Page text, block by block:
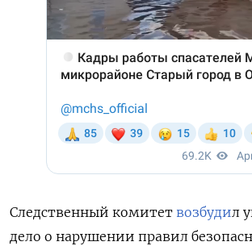
Следственный комитет возбудил
дело о нарушении правил